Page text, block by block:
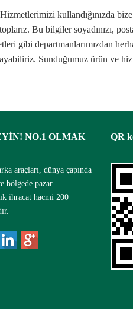
kullandığınızda
Bu bilgiler soyadınızı,
gibi departmanlarımızdan
Sunduğumuz ürün ve
NO.1 OLMAK
araçları, dünya çapında
bölgede pazar
ihracat hacmi 200
QR